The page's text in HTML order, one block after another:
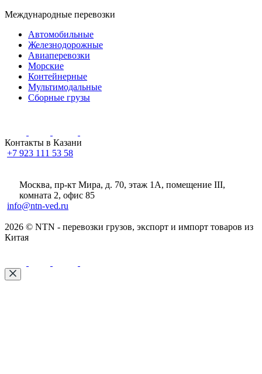
Международные перевозки
Автомобильные
Железнодорожные
Авиаперевозки
Морские
Контейнерные
Мультимодальные
Сборные грузы
Контакты в Казани
+7 923 111 53 58
Москва, пр-кт Мира, д. 70, этаж 1А, помещение III,
комната 2, офис 85
info@ntn-ved.ru
2026 © NTN - перевозки грузов, экспорт и импорт товаров из
Китая